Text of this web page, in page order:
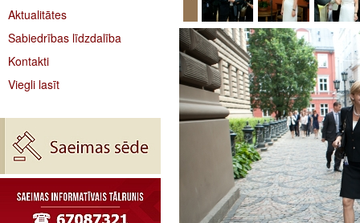
Aktualitātes
Sabiedrības līdzdalība
Kontakti
Viegli lasīt